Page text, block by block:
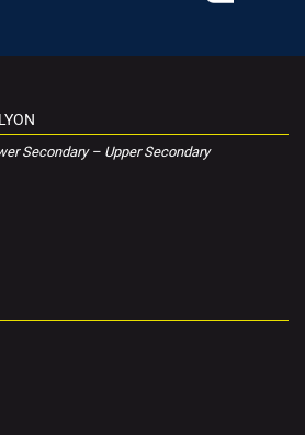
Secondary – Upper Secondary